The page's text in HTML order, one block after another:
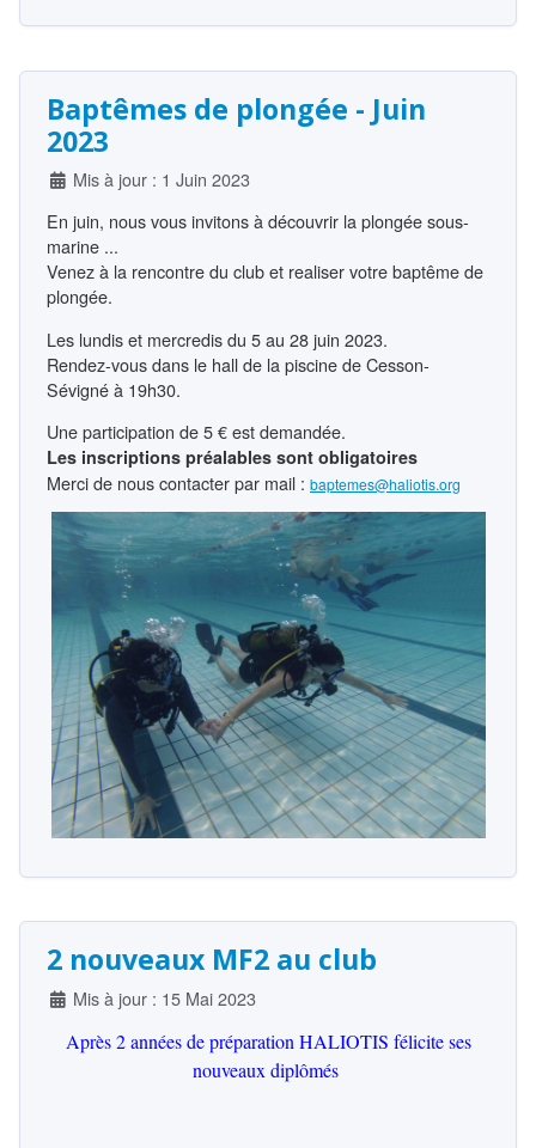
Baptêmes de plongée - Juin
2023
DétailsMis à jour : 1 Juin 2023
En juin, nous vous invitons à découvrir la plongée sous-
marine ...
Venez à la rencontre du club et realiser votre baptême de
plongée.
Les lundis et mercredis du 5 au 28 juin 2023.
Rendez-vous dans le hall de la piscine de Cesson-
Sévigné à 19h30.
Une participation de 5 € est demandée.
Les inscriptions préalables sont obligatoires
Merci de nous contacter par mail : baptemes@haliotis.org
2 nouveaux MF2 au club
DétailsMis à jour : 15 Mai 2023
Après 2 années de préparation HALIOTIS félicite ses
nouveaux diplômés